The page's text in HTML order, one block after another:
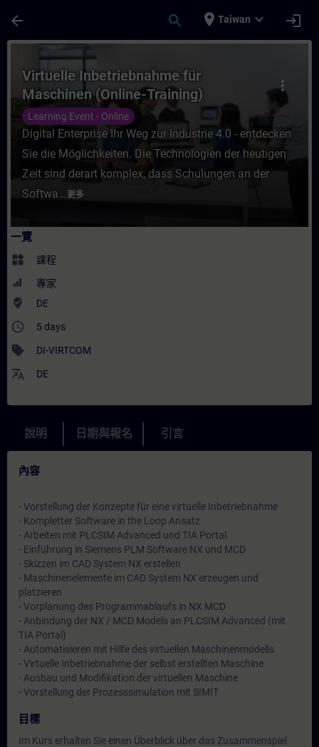
arrow_back search place Taiwan expand_more login
課程 - Virtuelle Inbetriebnahme für
more_vert
Virtuelle Inbetriebnahme für
Maschinen (Online-Training)
Learning Event - Online
Digital Enterprise Ihr Weg zur Industrie 4.0 - entdecken
Sie die Möglichkeiten. Die Technologien der heutigen
Zeit sind derart komplex, dass Schulungen an der
Softwa...更多
一覽
widgets 課程
專家
where_to_vote DE
access_time 5 days
sell DI-VIRTCOM
translate DE
說明 日期與報名 引言
內容
- Vorstellung der Konzepte für eine virtuelle Inbetriebnahme
- Kompletter Software in the Loop Ansatz
- Arbeiten mit PLCSIM Advanced und TIA Portal
- Einführung in Siemens PLM Software NX und MCD
- Skizzen im CAD System NX erstellen
- Maschinenelemente im CAD System NX erzeugen und
platzieren
- Vorplanung des Programmablaufs in NX MCD
- Anbindung der NX / MCD Models an PLCSIM Advanced (mit
TIA Portal)
- Automatisieren mit Hilfe des virtuellen Maschinenmodells
- Virtuelle Inbetriebnahme der selbst erstellten Maschine
- Ausbau und Modifikation der virtuellen Maschine
- Vorstellung der Prozesssimulation mit SIMIT
目標
Im Kurs erhalten Sie einen Überblick über das Zusammenspiel